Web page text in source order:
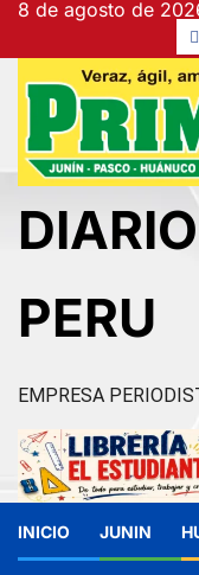
contenido
8 de agosto de
PERU
EMPRESA
INICIO JUNIN